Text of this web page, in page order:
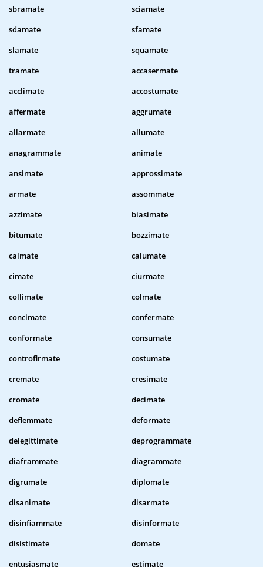
sbramate
sciamate
sdamate
sfamate
slamate
squamate
tramate
accasermate
acclimate
accostumate
affermate
aggrumate
allarmate
allumate
anagrammate
animate
ansimate
approssimate
armate
assommate
azzimate
biasimate
bitumate
bozzimate
calmate
calumate
cimate
ciurmate
collimate
colmate
concimate
confermate
conformate
consumate
controfirmate
costumate
cremate
cresimate
cromate
decimate
deflemmate
deformate
delegittimate
deprogrammate
diaframmate
diagrammate
digrumate
diplomate
disanimate
disarmate
disinfiammate
disinformate
disistimate
domate
entusiasmate
estimate